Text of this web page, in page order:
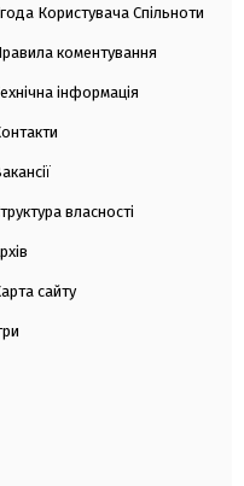
Користувача Спільноти
коментування
інформація
власності
сайту